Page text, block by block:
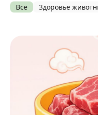
Все Здоровье